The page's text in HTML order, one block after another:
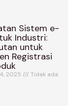
Sistem e-
Industri:
untuk
Registrasi
2025
Tidak ada